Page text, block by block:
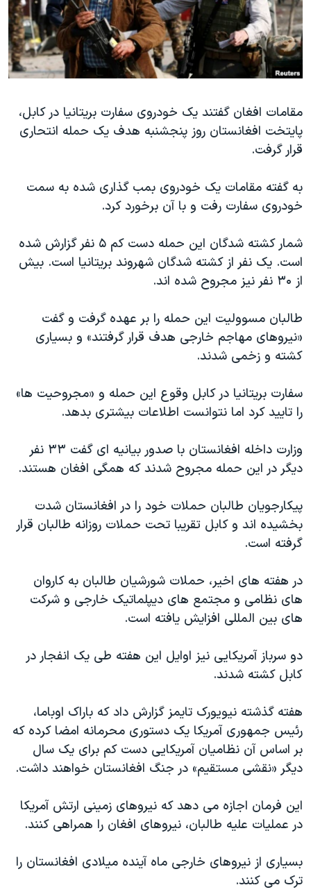
فرهنگ و زندگی
حقوق شهروندی
اقتصادی
اسرائیل در جنگ
گالری عکس
مستندها
انتخابات ریاست جمهوری آمریکا ۲۰۲۴
حمله جمهوری اسلامی به اسرائیل
ورزش زنان در ایران
اعتراضات زن، زندگی، آزادی
تریبونال مردمی آبان ۹۸
دادگاه حمید نوری
چهل سال گروگان‌گیری
قانون شفافیت دارائی کادر رهبری ایران
اعتراضات مردمی آبان ۹۸
اسرائیل در جنگ
نرگس محمدی برنده جایزه نوبل صلح
همایش محافظه‌کاران آمریکا «سی‌پک»
صفحه‌های ویژه
سفر پرزیدنت ترامپ به چین
دنبال کنید
زبانهای مختلف
مقامات افغان گفتند یک خودروی سفارت بریتانیا در کابل،
پایتخت افغانستان روز پنجشنبه هدف یک حمله انتحاری
قرار گرفت.
به گفته مقامات یک خودروی بمب گذاری شده به سمت
خودروی سفارت رفت و با آن برخورد کرد.
شمار کشته شدگان این حمله دست کم ۵ نفر گزارش شده
است. یک نفر از کشته شدگان شهروند بریتانیا است. بیش
از ۳۰ نفر نیز مجروح شده اند.
طالبان مسوولیت این حمله را بر عهده گرفت و گفت
«نیروهای مهاجم خارجی هدف قرار گرفتند» و بسیاری
کشته و زخمی شدند.
سفارت بریتانیا در کابل وقوع این حمله و «مجروحیت ها»
را تایید کرد اما نتوانست اطلاعات بیشتری بدهد.
وزارت داخله افغانستان با صدور بیانیه ای گفت ۳۳ نفر
دیگر در این حمله مجروح شدند که همگی افغان هستند.
پیکارجویان طالبان حملات خود را در افغانستان شدت
بخشیده اند و کابل تقریبا تحت حملات روزانه طالبان قرار
گرفته است.
در هفته های اخیر، حملات شورشیان طالبان به کاروان
های نظامی و مجتمع های دیپلماتیک خارجی و شرکت
های بین المللی افزایش یافته است.
دو سرباز آمریکایی نیز اوایل این هفته طی یک انفجار در
کابل کشته شدند.
هفته گذشته نیویورک تایمز گزارش داد که باراک اوباما،
رئیس جمهوری آمریکا یک دستوری محرمانه امضا کرده که
بر اساس آن نظامیان آمریکایی دست کم برای یک سال
دیگر «نقشی مستقیم» در جنگ افغانستان خواهند داشت.
این فرمان اجازه می دهد که نیروهای زمینی ارتش آمریکا
در عملیات علیه طالبان، نیروهای افغان را همراهی کنند.
بسیاری از نیروهای خارجی ماه آینده میلادی افغانستان را
ترک می کنند.